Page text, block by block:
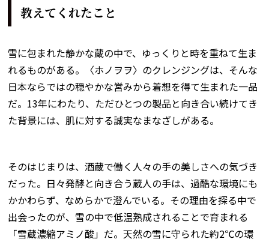
教えてくれたこと
雪に包まれた静かな蔵の中で、ゆっくりと時を重ねて生ま
れるものがある。〈ホノヲヲ〉のクレンジングは、そんな
日本ならではの穏やかな営みから着想を得て生まれた一品
だ。13年にわたり、ただひとつの製品と向き合い続けてき
た背景には、肌に対する誠実なまなざしがある。
そのはじまりは、酒蔵で働く人々の手の美しさへの気づき
だった。日々発酵と向き合う蔵人の手は、過酷な環境にも
かかわらず、なめらかで澄んでいる。その理由を探る中で
出会ったのが、雪の中で低温熟成されることで育まれる
「雪蔵濃縮アミノ酸」だ。天然の雪に守られた約2℃の環